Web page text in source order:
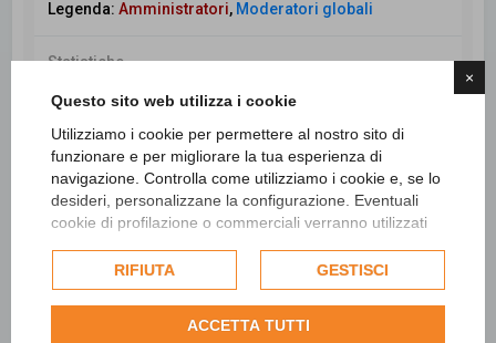
×
Questo sito web utilizza i cookie
Utilizziamo i cookie per permettere al nostro sito di
funzionare e per migliorare la tua esperienza di
navigazione. Controlla come utilizziamo i cookie e, se lo
desideri, personalizzane la configurazione. Eventuali
cookie di profilazione o commerciali verranno utilizzati
dell'utente e, se consentito, potrebbero essere utilizzati
per personalizzare gli annunci pubblicitari. Per ulteriori
informazioni su come Google utilizza i dati raccolti,
politica sulla privacy di Google
RIFIUTA GESTISCI
ACCETTA TUTTI
Legenda:Amministratori, Moderatori globali
Statistiche
Totale messaggi98437• Totale argomenti
CercaRicerca avanzata